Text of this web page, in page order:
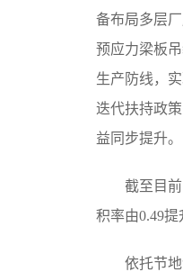
备布局多层
预应力梁板
生产防线，
迭代扶持政
益同步提升。
截至目前，
积率由0.49
依托节地创